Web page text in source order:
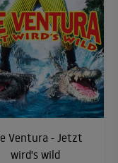
Ventura - Jetzt
wird's wild